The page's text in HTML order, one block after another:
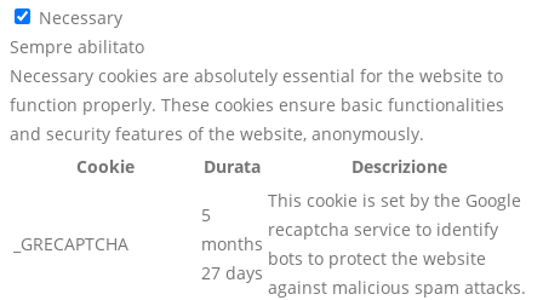
Necessary
Sempre abilitato
Necessary cookies are absolutely essential for the website to
function properly. These cookies ensure basic functionalities
and security features of the website, anonymously.
Cookie
Durata Descrizione
_GRECAPTCHA
5
months
27 days
This cookie is set by the Google
recaptcha service to identify
bots to protect the website
against malicious spam attacks.